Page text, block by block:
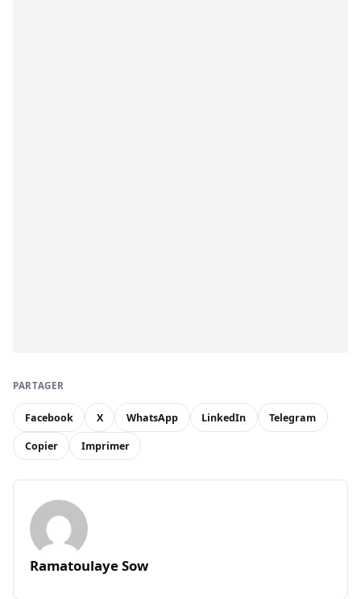
PARTAGER
Facebook X WhatsApp LinkedIn Telegram
Copier Imprimer
Ramatoulaye Sow